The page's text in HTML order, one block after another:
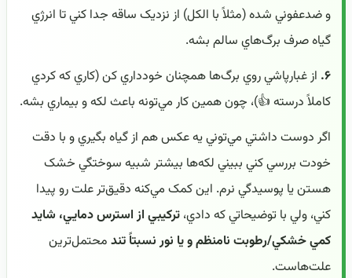
و ضدعفوني شده (مثلاً با الکل) از نزديک ساقه جدا کني تا انرژي
گياه صرف برگ‌هاي سالم بشه.
۶. از غبارپاشي روي برگ‌ها همچنان خودداري کن (کاري که کردي
کاملاً درسته 👍)، چون همين کار مي‌تونه باعث لکه و بيماري بشه.
اگر دوست داشتي مي‌توني يه عکس هم از گياه بگيري و با دقت
خودت بررسي کني ببيني لکه‌ها بيشتر شبيه سوختگي خشک
هستن يا پوسيدگي نرم. اين کمک مي‌کنه دقيق‌تر علت رو پيدا
کني، ولي با توضيحاتي که دادي، ترکيبي از استرس دمايي، شايد
کمي خشکي/رطوبت نامنظم و يا نور نسبتاً تند محتمل‌ترين
علت‌هاست.